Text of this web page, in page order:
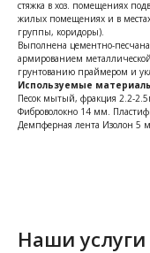
стяжка в хоз. помещениях
жилых помещениях и в
группы, коридоры).
Выполнена цементно-
армированием
грунтованию праймером и
Используемые
Песок мытый, фракция 2.2-
Фиброволокно 14 мм.
Демпферная лента Изолон 5
Наши услуги